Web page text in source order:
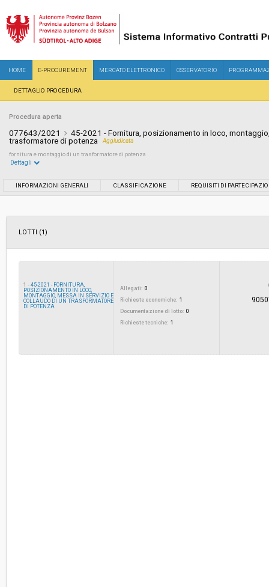
HOME E-PROCUREMENT MERCATO ELETTRONICO OSSERVATORIO
DETTAGLIO PROCEDURA
Procedura aperta
077643/2021
45-2021 - Fornitura, posizionamento in loco,
trasformatore di potenza
Aggiudicata
fornitura e montaggio di un trasformatore di potenza
Servizi sociali:
Valore stimato della procedura: € 510.000,00
Dettagli
INFORMAZIONI GENERALI CLASSIFICAZIONE REQUISITI DI
LOTTI (1)
1 - 45-2021 - FORNITURA,
POSIZIONAMENTO IN LOCO,
MONTAGGIO, MESSA IN SERVIZIO E
COLLAUDO DI UN TRASFORMATORE
DI POTENZA
Allegati: 0
Richieste economiche: 1
Documentazione di lotto: 0
Richieste tecniche: 1